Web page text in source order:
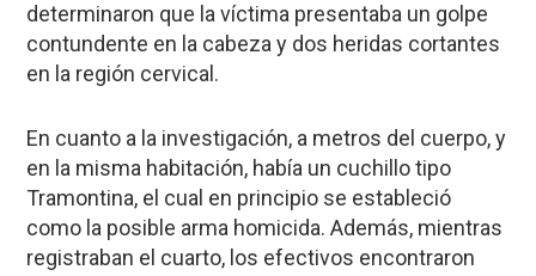
determinaron que la víctima presentaba un golpe
contundente en la cabeza y dos heridas cortantes
en la región cervical.
En cuanto a la investigación, a metros del cuerpo, y
en la misma habitación, había un cuchillo tipo
Tramontina, el cual en principio se estableció
como la posible arma homicida. Además, mientras
registraban el cuarto, los efectivos encontraron